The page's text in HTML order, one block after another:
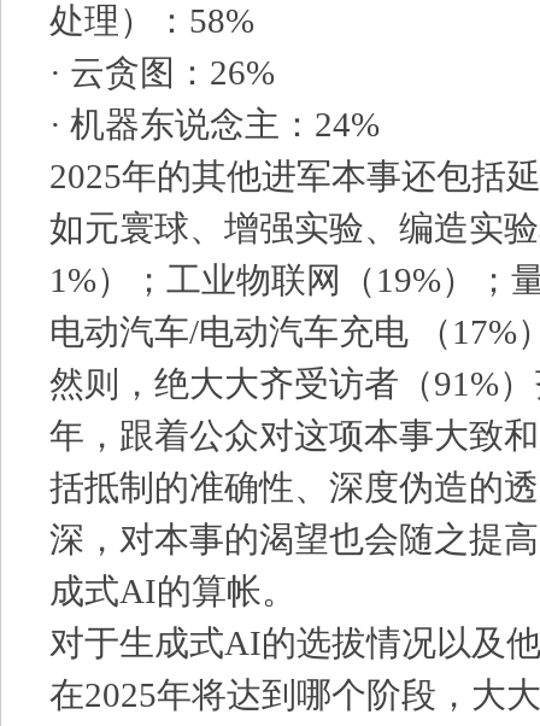
处理）：58%
· 云贪图：26%
· 机器东说念主：24%
2025年的其他进军本事还包括
如元寰球、增强实验、编造实
1%）；工业物联网（19%）；
电动汽车/电动汽车充电 （17%
然则，绝大大齐受访者（91%
年，跟着公众对这项本事大致
括抵制的准确性、深度伪造的
深，对本事的渴望也会随之提
成式AI的算帐。
对于生成式AI的选拔情况以及
在2025年将达到哪个阶段，大